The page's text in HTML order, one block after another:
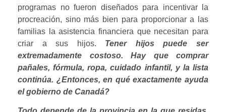
programas no fueron diseñados para incentivar la
procreación, sino más bien para proporcionar a las
familias la asistencia financiera que necesitan para
criar a sus hijos. Tener hijos puede ser
extremadamente costoso. Hay que comprar
pañales, fórmula, ropa, cuidado infantil, y la lista
continúa. ¿Entonces, en qué exactamente ayuda
el gobierno de Canadá?